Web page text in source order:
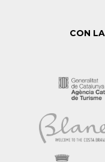
CON